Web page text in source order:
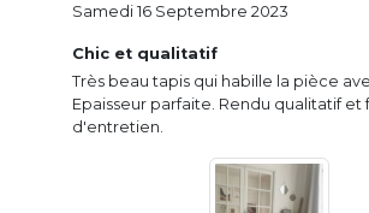
Chic et qualitatif
Très beau tapis qui habille la pièce
Epaisseur parfaite. Rendu qualitatif et
d'entretien.
Samedi 16 Septembre 2023